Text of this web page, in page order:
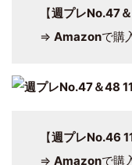
【週プレNo.47
⇒ Amazonで購
【週プレNo.46
⇒ Amazonで購